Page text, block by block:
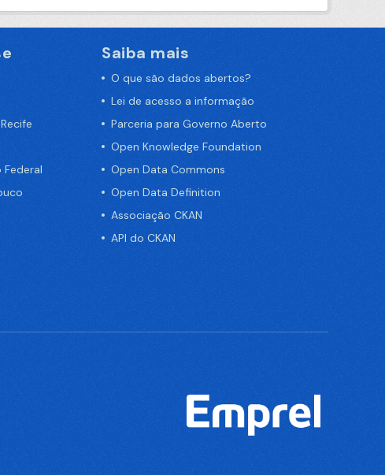
Saiba mais
O que são dados abertos?
Lei de acesso a informação
Parceria para Governo Aberto
Open Knowledge Foundation
Open Data Commons
Open Data Definition
Associação CKAN
API do CKAN